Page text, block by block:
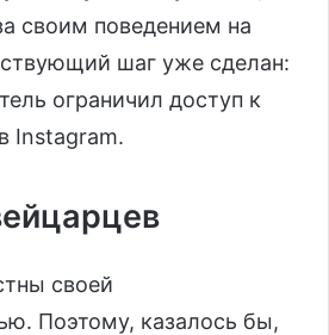
своим поведением на
шаг уже сделан:
ограничил доступ к
Instagram.
своей
Поэтому, казалось бы,